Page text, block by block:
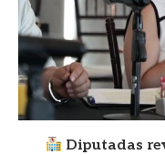
Diputadas